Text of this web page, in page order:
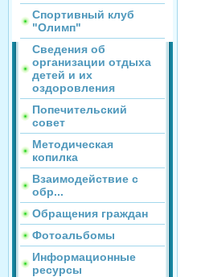
Спортивный клуб
"Олимп"
Сведения об
организации отдыха
детей и их
оздоровления
Попечительский
совет
Методическая
копилка
Взаимодействие с
обр...
Обращения граждан
Фотоальбомы
Информационные
ресурсы